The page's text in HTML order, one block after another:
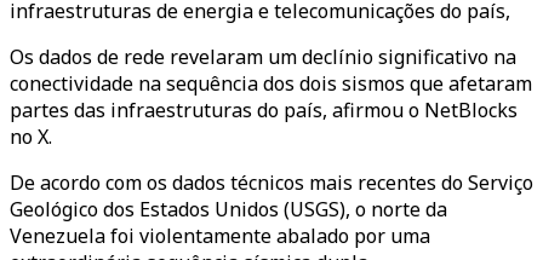
infraestruturas de energia e telecomunicações do país,
Os dados de rede revelaram um declínio significativo na
conectividade na sequência dos dois sismos que afetaram
partes das infraestruturas do país, afirmou o NetBlocks
no X.
De acordo com os dados técnicos mais recentes do Serviço
Geológico dos Estados Unidos (USGS), o norte da
Venezuela foi violentamente abalado por uma